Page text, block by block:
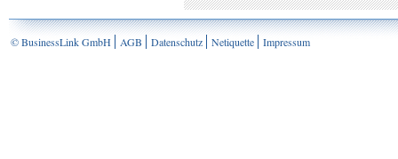
© BusinessLink GmbH AGB Datenschutz Netiquette Impressum